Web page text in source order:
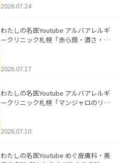
た。
2026.07.24
わたしの名医Youtube アルバアレルギ
ークリニック札幌「赤ら顔・酒さ・ニ
した。
2026.07.17
わたしの名医Youtube アルバアレルギ
ークリニック札幌「マンジャロのリア
た。
2026.07.10
わたしの名医Youtube めぐ皮膚科・美